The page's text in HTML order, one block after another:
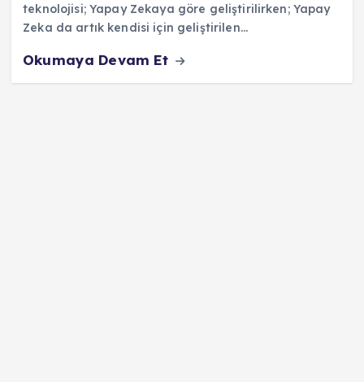
teknolojisi; Yapay Zekaya göre geliştirilirken; Yapay
Zeka da artık kendisi için geliştirilen…
Okumaya Devam Et